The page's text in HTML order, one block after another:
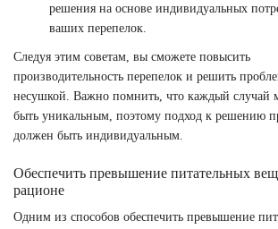
решения на основе индивидуальных
ваших перепелок.
Следуя этим советам, вы сможете повысить
производительность перепелок и решить
несушкой. Важно помнить, что каждый случай
быть уникальным, поэтому подход к решению
должен быть индивидуальным.
Обеспечить превышение питательных
рационе
Одним из способов обеспечить превышение